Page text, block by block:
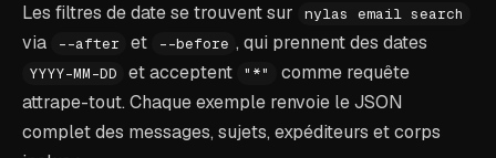
Les filtres de date se trouvent sur
nylas email search
via --after et --before , qui prennent des dates
YYYY-MM-DD et acceptent "*"
comme requête
attrape-tout. Chaque exemple renvoie le JSON
complet des messages, sujets, expéditeurs et corps